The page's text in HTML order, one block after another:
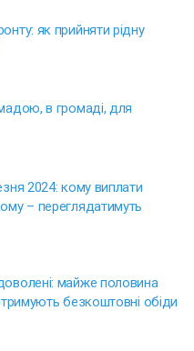
як прийняти рідну
в громаді, для
2024: кому виплати
– переглядатимуть
майже половина
безкоштовні обіди